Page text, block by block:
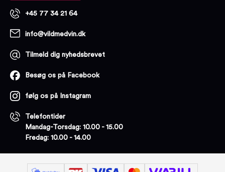
+45 77 34 21 64
info@vildmedvin.dk
Tilmeld dig nyhedsbrevet
Besøg os på Facebook
følg os på Instagram
Telefontider
Mandag-Torsdag: 10.00 - 15.00
Fredag: 10.00 - 14.00